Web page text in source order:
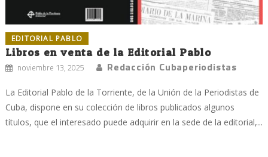
EDITORIAL PABLO
Libros en venta de la Editorial Pablo
noviembre 13, 2025 Redacción Cubaperiodistas
La Editorial Pablo de la Torriente, de la Unión de la Periodistas de
Cuba, dispone en su colección de libros publicados algunos
títulos, que el interesado puede adquirir en la sede de la editorial,...